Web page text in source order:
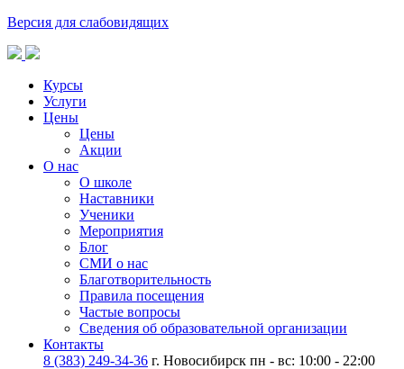
Версия для слабовидящих
Курсы
Услуги
Цены
Цены
Акции
О нас
О школе
Наставники
Ученики
Мероприятия
Блог
СМИ о нас
Благотворительность
Правила посещения
Частые вопросы
Сведения об образовательной организации
Контакты
8 (383) 249-34-36 г. Новосибирск пн - вс: 10:00 - 22:00